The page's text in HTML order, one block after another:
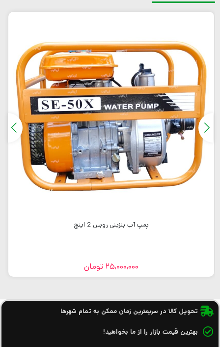
پمپ آب بنزینی روبین 2 اینچ
25,000,000 تومان
تحویل کالا در سریعترین زمان ممکن به تمام شهرها
بهترین قیمت بازار را از ما بخواهید!